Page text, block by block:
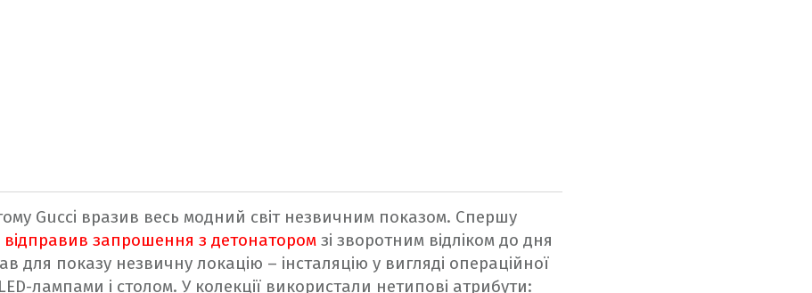
Gucci вразив весь модний світ незвичним показом. Спершу
відправив запрошення з детонатором зі зворотним відліком до дня
для показу незвичну локацію – інсталяцію у вигляді операційної
лампами і столом. У колекції використали нетипові атрибути: